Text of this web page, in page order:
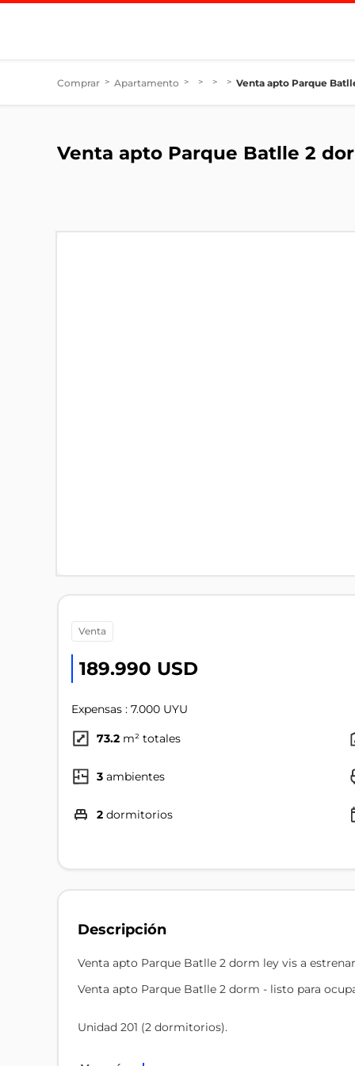
Comprar > Apartamento > > > > Venta apto Parque
Venta apto Parque Batlle 2
venta
189.990 USD
Expensas : 7.000 UYU
73.2 m² totales
3 ambientes
2 dormitorios
Descripción
Venta apto Parque Batlle 2 dorm ley vis a estrenar
Venta apto Parque Batlle 2 dorm - listo para
Unidad 201 (2 dormitorios).